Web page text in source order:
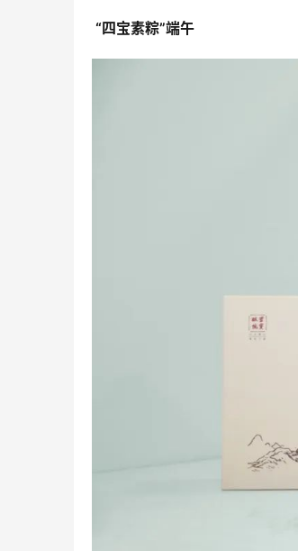
“四宝素粽”端午